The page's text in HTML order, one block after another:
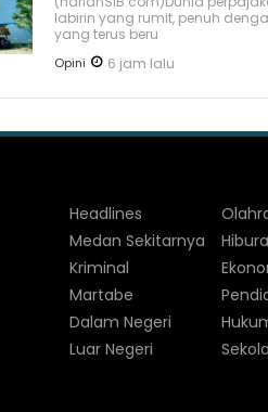
labirin yang rumit, penuh
yang terus beru
Opini 6 jam lalu
Headlines
Medan Sekitarnya
Kriminal
Martabe
Dalam Negeri
Luar Negeri